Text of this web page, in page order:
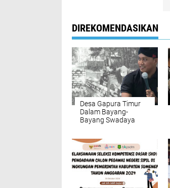
DIREKOMENDASIKAN
Desa Gapura Timur
Dalam Bayang-
Bayang Swadaya